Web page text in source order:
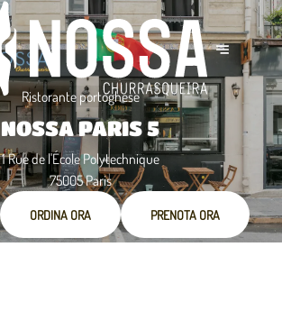
Ristorante portoghese
NOSSA PARIS 5
1 Rue de l'École Polytechnique
75005 Paris
ORDINA ORA PRENOTA ORA